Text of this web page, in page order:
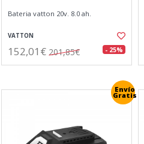
Bateria vatton 20v. 8.0 ah.
VATTON
152,01€ 201,85€ - 25%
Envío
Gratis